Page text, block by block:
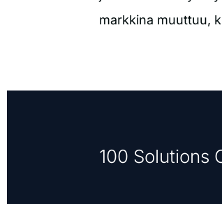
markkina muuttuu,
100 Solutions